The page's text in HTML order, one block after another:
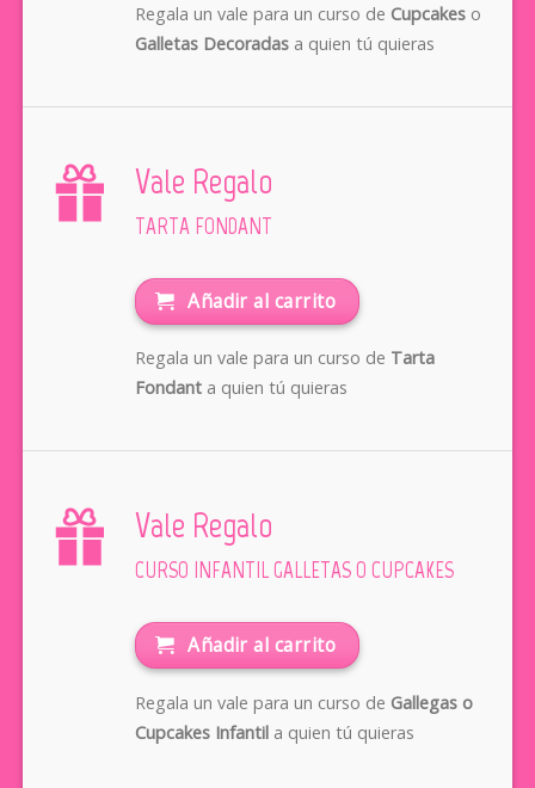
Regala un vale para un curso de Cupcakeso
Galletas Decoradasa quien tú quieras
Vale Regalo
TARTA FONDANT
Añadir al carrito
Regala un vale para un curso de Tarta
Fondanta quien tú quieras
Vale Regalo
CURSO INFANTIL GALLETAS O CUPCAKES
Añadir al carrito
Regala un vale para un curso de Gallegas o
Cupcakes Infantila quien tú quieras